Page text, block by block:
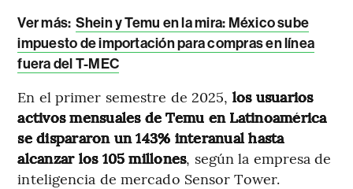
Ver más: Shein y Temu en la mira: México sube
impuesto de importación para compras en línea
fuera del T-MEC
En el primer semestre de 2025, los usuarios
activos mensuales de Temu en Latinoamérica
se dispararon un 143% interanual hasta
alcanzar los 105 millones, según la empresa de
inteligencia de mercado Sensor Tower.